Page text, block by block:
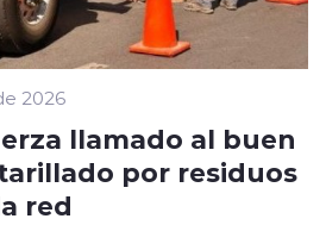
2026
llamado al buen
por residuos
red